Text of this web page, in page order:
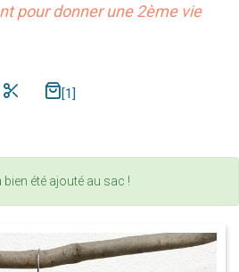
pour donner une 2ème vie
[1]
bien été ajouté au sac !